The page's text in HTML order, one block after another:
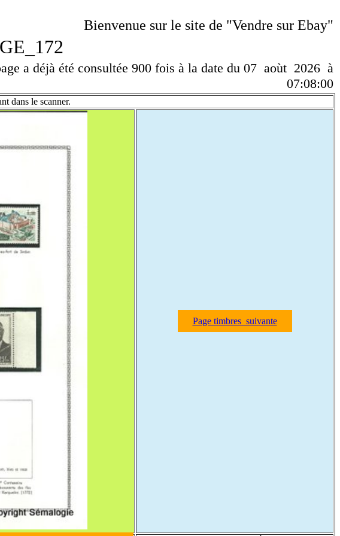
Bienvenue sur le site de "Vendre sur Ebay"
a déjà été consultée 900 fois à la date du 07 aoùt 2026 à
07:08:00
dans le scanner.
Page timbres suivante